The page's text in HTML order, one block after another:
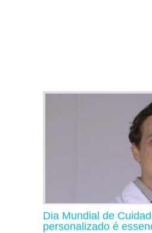
Dia Mundial de
personalizado é